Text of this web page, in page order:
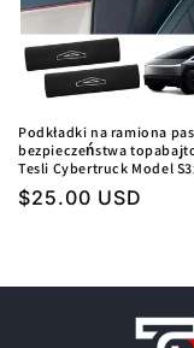
Podkładki na ramiona
bezpieczeństwa
Tesli Cybertruck Model
Regularna
$25.00 USD